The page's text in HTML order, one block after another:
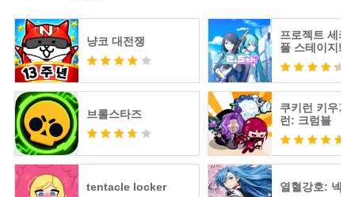
냥코 대전쟁
브롤스타즈
tentacle locker
프로젝트 세카
풀 스테이지!
츠네 미쿠
쿠키런 키우기
런: 크럼블
열혈강호: 넥